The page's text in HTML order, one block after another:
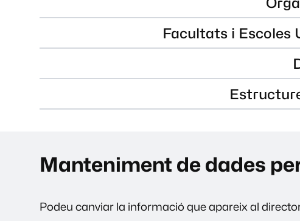
Facultats i Escoles
Manteniment de dades
Podeu canviar la informació que apareix al